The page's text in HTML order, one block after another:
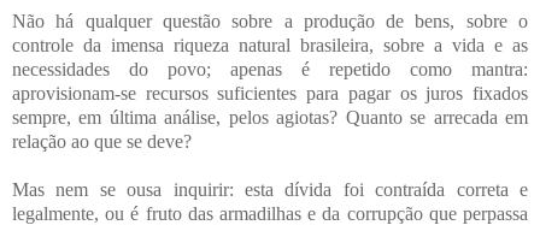
Não há qualquer questão sobre a produção de bens, sobre o
controle da imensa riqueza natural brasileira, sobre a vida e as
necessidades do povo; apenas é repetido como mantra:
aprovisionam-se recursos suficientes para pagar os juros fixados
sempre, em última análise, pelos agiotas? Quanto se arrecada em
relação ao que se deve?
Mas nem se ousa inquirir: esta dívida foi contraída correta e
legalmente, ou é fruto das armadilhas e da corrupção que perpassa